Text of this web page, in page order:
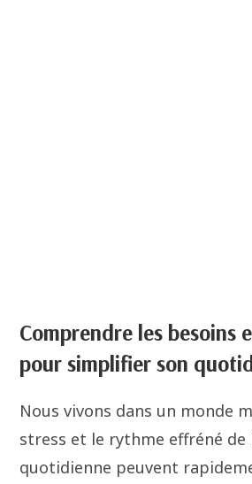
Comprendre les besoins
pour simplifier son
Nous vivons dans un monde
stress et le rythme effréné de
quotidienne peuvent